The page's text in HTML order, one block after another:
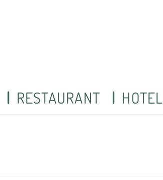
RESTAURANT HOTEL